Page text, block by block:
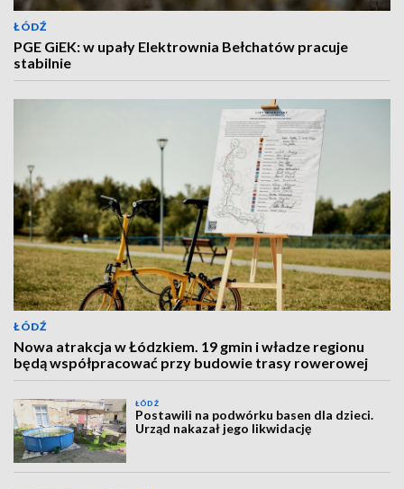
ŁÓDŹ
PGE GiEK: w upały Elektrownia Bełchatów pracuje
stabilnie
ŁÓDŹ
Nowa atrakcja w Łódzkiem. 19 gmin i władze regionu
będą współpracować przy budowie trasy rowerowej
ŁÓDŹ
Postawili na podwórku basen dla dzieci.
Urząd nakazał jego likwidację